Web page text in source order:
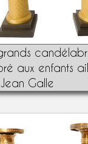
aux enfants
Galle